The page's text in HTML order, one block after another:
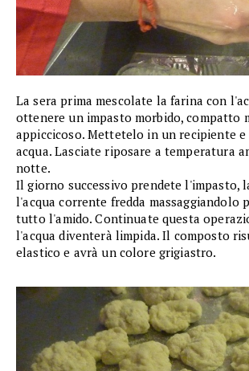
La sera prima mescolate la farina con
ottenere un impasto morbido, compatto
appiccicoso. Mettetelo in un recipiente
acqua. Lasciate riposare a temperatura
notte.
Il giorno successivo prendete l'impasto,
l'acqua corrente fredda massaggiandolo
tutto l'amido. Continuate questa
l'acqua diventerà limpida. Il composto
elastico e avrà un colore grigiastro.